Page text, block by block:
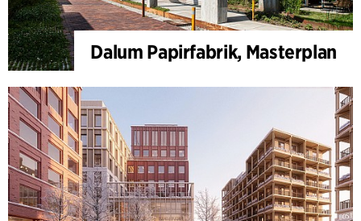
Dalum Papirfabrik, Masterplan